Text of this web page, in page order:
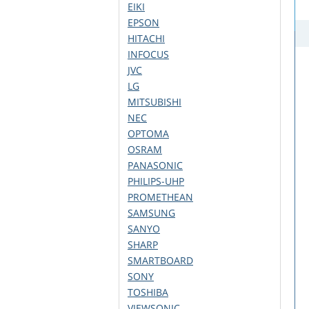
EIKI
EPSON
HITACHI
INFOCUS
JVC
LG
MITSUBISHI
NEC
OPTOMA
OSRAM
PANASONIC
PHILIPS-UHP
PROMETHEAN
SAMSUNG
SANYO
SHARP
SMARTBOARD
SONY
TOSHIBA